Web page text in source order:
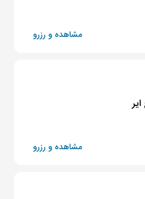
مشاهده و رزرو
مشاهده و رزرو